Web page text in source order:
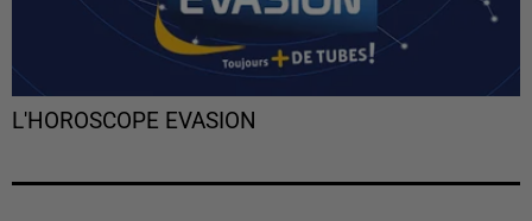
L'HOROSCOPE EVASION